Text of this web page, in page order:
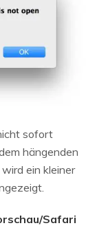
sofort
hängenden
ein kleiner
Safari